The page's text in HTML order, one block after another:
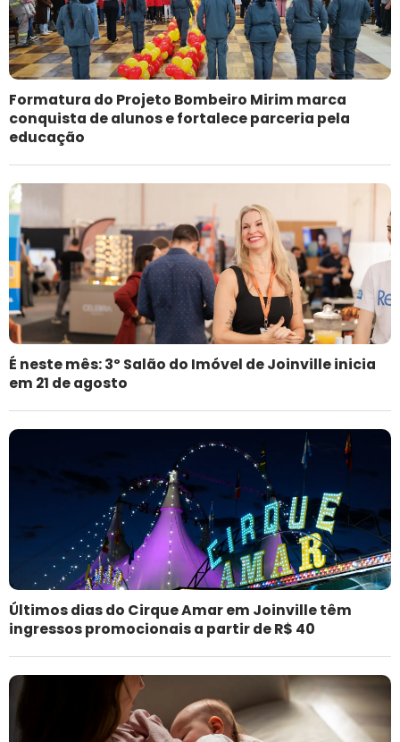
Formatura do Projeto Bombeiro Mirim marca
conquista de alunos e fortalece parceria pela
educação
É neste mês: 3º Salão do Imóvel de Joinville inicia
em 21 de agosto
Últimos dias do Cirque Amar em Joinville têm
ingressos promocionais a partir de R$ 40